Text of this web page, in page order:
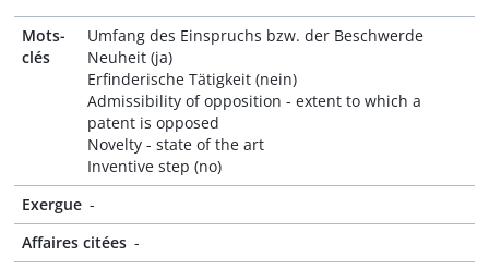
Mots-
clés
Umfang des Einspruchs bzw. der Beschwerde
Neuheit (ja)
Erfinderische Tätigkeit (nein)
Admissibility of opposition - extent to which a
patent is opposed
Novelty - state of the art
Inventive step (no)
Exergue -
Affaires citées -